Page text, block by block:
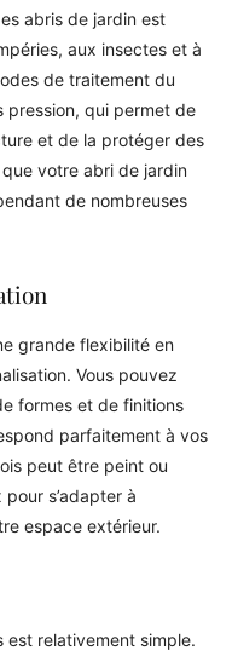
abris de jardin est
aux insectes et à
de traitement du
pression, qui permet de
et de la protéger des
votre abri de jardin
de nombreuses
grande flexibilité en
Vous pouvez
formes et de finitions
parfaitement à vos
peut être peint ou
s’adapter à
espace extérieur.
est relativement simple.